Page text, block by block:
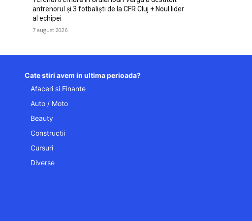
antrenorul și 3 fotbaliști de la CFR Cluj + Noul lider
al echipei
7 august 2026
Cate stiri avem in ultima perioada?
Afaceri si Finante
Auto / Moto
Beauty
Constructii
Cursuri
Diverse